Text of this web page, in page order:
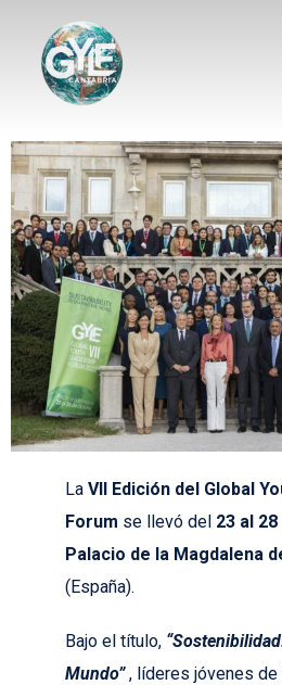
La VII Edición del Global
Forum se llevó del 23 al
Palacio de la Magdalena
(España).
Bajo el título,
Mundo”, líderes jóvenes de